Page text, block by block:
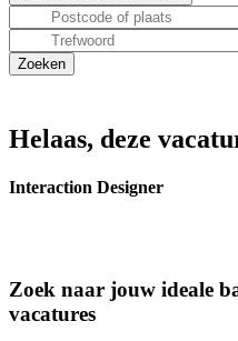
Helaas, deze
Interaction Designer
Zoek naar jouw ideale
vacatures